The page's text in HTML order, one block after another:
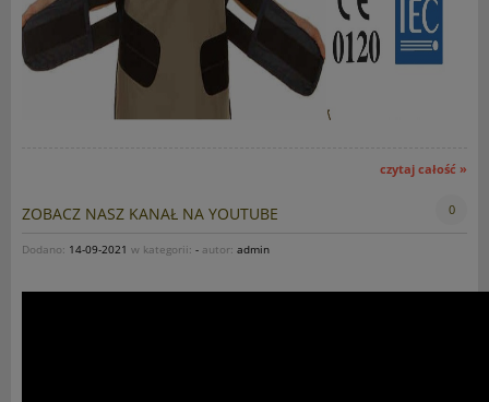
czytaj całość »
ZOBACZ NASZ KANAŁ NA YOUTUBE 0
Dodano: 14-09-2021 w kategorii: - autor: admin